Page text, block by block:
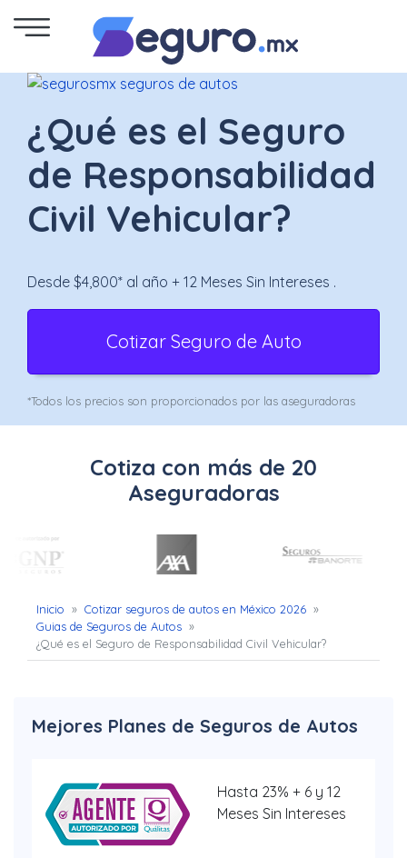
Seguro
de
Autos
Seguro
para
Motos
Cotizar
Seguro
para
Uber
Chofer
Seguro
de
Gastos
Médicos
¿Qué es el Seguro
de Responsabilidad
Civil Vehicular?
Desde $4,800* al año + 12 Meses Sin Intereses .
Cotizar Seguro de Auto
*Todos los precios son proporcionados por las aseguradoras
Cotiza con más de 20
Aseguradoras
Inicio » Cotizar seguros de autos en México 2026 »
Guias de Seguros de Autos »
¿Qué es el Seguro de Responsabilidad Civil Vehicular?
Mejores Planes de Seguros de Autos
Hasta 23% + 6 y 12
Meses Sin Intereses